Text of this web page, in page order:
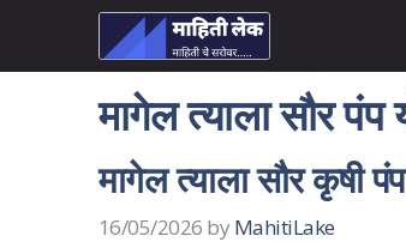
मागेल त्याला सौर
मागेल त्याला सौर कृषी
16/05/2026 by MahitiLake